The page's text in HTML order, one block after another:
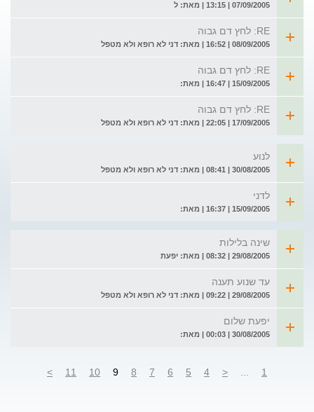
07/09/2005 | 13:15 | מאת: ל
RE: לחץ דם גבוה
08/09/2005 | 16:52 | מאת: דני לא רופא ולא מטפל
RE: לחץ דם גבוה
15/09/2005 | 16:47 | מאת:
RE: לחץ דם גבוה
17/09/2005 | 22:05 | מאת: דני לא רופא ולא מטפל
לנוע
30/08/2005 | 08:41 | מאת: דני לא רופא ולא מטפל
לדני
15/09/2005 | 16:37 | מאת:
שינה בלילות
29/08/2005 | 08:32 | מאת: יפעת
עד שנוע תענה
29/08/2005 | 09:22 | מאת: דני לא רופא ולא מטפל
יפעת שלום
30/08/2005 | 00:03 | מאת:
1
<
4
5
6
7
8
9
10
11
>